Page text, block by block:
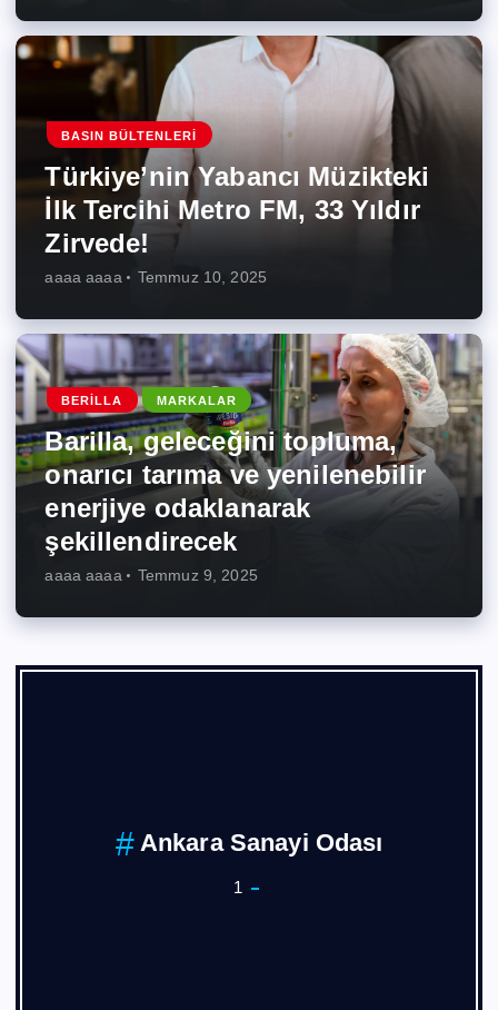
BASIN BÜLTENLERI
Türkiye’nin Yabancı Müzikteki
İlk Tercihi Metro FM, 33 Yıldır
Zirvede!
aaaa aaaa Temmuz 10, 2025
BERILLA MARKALAR
Barilla, geleceğini topluma,
onarıcı tarıma ve yenilenebilir
enerjiye odaklanarak
şekillendirecek
aaaa aaaa Temmuz 9, 2025
Ankara Sanayi Odası
1